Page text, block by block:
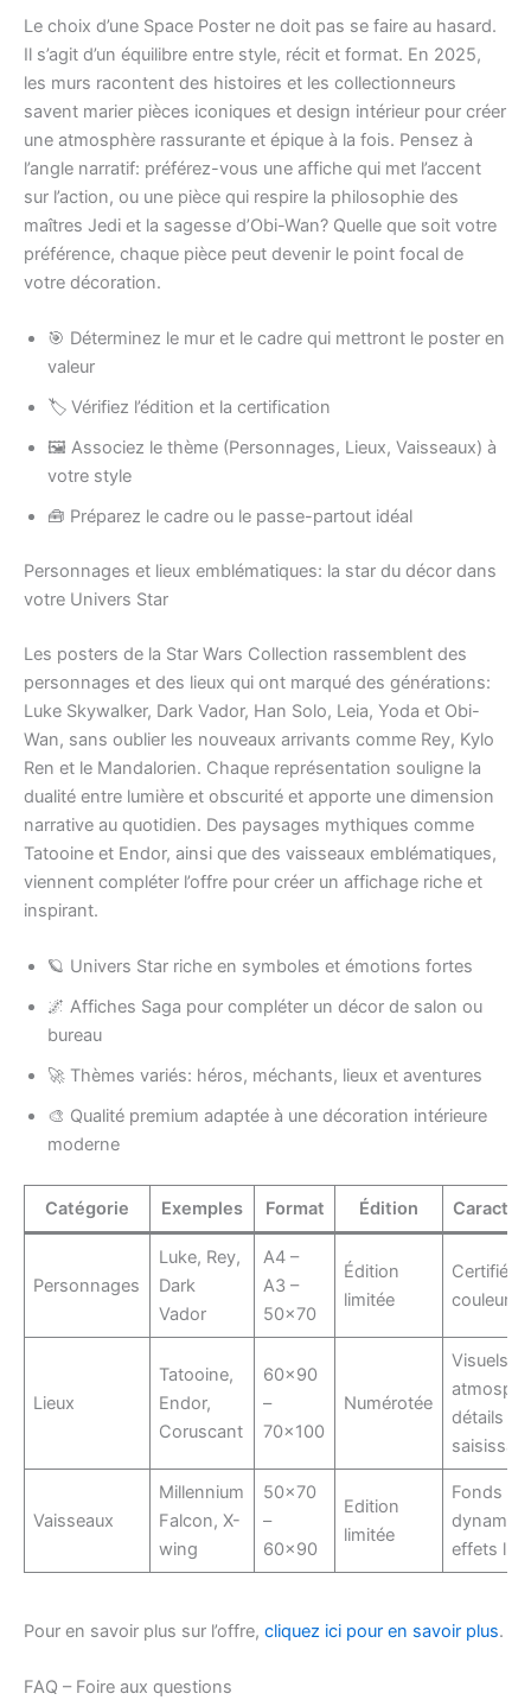
Le choix d’une Space Poster ne doit pas se faire au hasard.
Il s’agit d’un équilibre entre style, récit et format. En 2025,
les murs racontent des histoires et les collectionneurs
savent marier pièces iconiques et design intérieur pour créer
une atmosphère rassurante et épique à la fois. Pensez à
l’angle narratif: préférez-vous une affiche qui met l’accent
sur l’action, ou une pièce qui respire la philosophie des
maîtres Jedi et la sagesse d’Obi-Wan? Quelle que soit votre
préférence, chaque pièce peut devenir le point focal de
votre décoration.
🎯 Déterminez le mur et le cadre qui mettront le poster en
valeur
🏷️ Vérifiez l’édition et la certification
🖼️ Associez le thème (Personnages, Lieux, Vaisseaux) à
votre style
🧰 Préparez le cadre ou le passe-partout idéal
Personnages et lieux emblématiques: la star du décor dans
votre Univers Star
Les posters de la Star Wars Collection rassemblent des
personnages et des lieux qui ont marqué des générations:
Luke Skywalker, Dark Vador, Han Solo, Leia, Yoda et Obi-
Wan, sans oublier les nouveaux arrivants comme Rey, Kylo
Ren et le Mandalorien. Chaque représentation souligne la
dualité entre lumière et obscurité et apporte une dimension
narrative au quotidien. Des paysages mythiques comme
Tatooine et Endor, ainsi que des vaisseaux emblématiques,
viennent compléter l’offre pour créer un affichage riche et
inspirant.
🪐 Univers Star riche en symboles et émotions fortes
🌌 Affiches Saga pour compléter un décor de salon ou
bureau
🚀 Thèmes variés: héros, méchants, lieux et aventures
🎨 Qualité premium adaptée à une décoration intérieure
moderne
Catégorie Exemples Format Édition
Personnages
Luke, Rey,
Dark
Vador
A4 –
A3 –
50×70
Édition
limitée
Certifiée,
couleurs
Lieux
Tatooine,
Endor,
Coruscant
60×90
–
70×100
Numérotée
Visuels
détails
Vaisseaux
Millennium
Falcon, X-
wing
50×70
–
60×90
Edition
limitée
Fonds
effets
Pour en savoir plus sur l’offre, cliquez ici pour en savoir plus.
FAQ – Foire aux questions